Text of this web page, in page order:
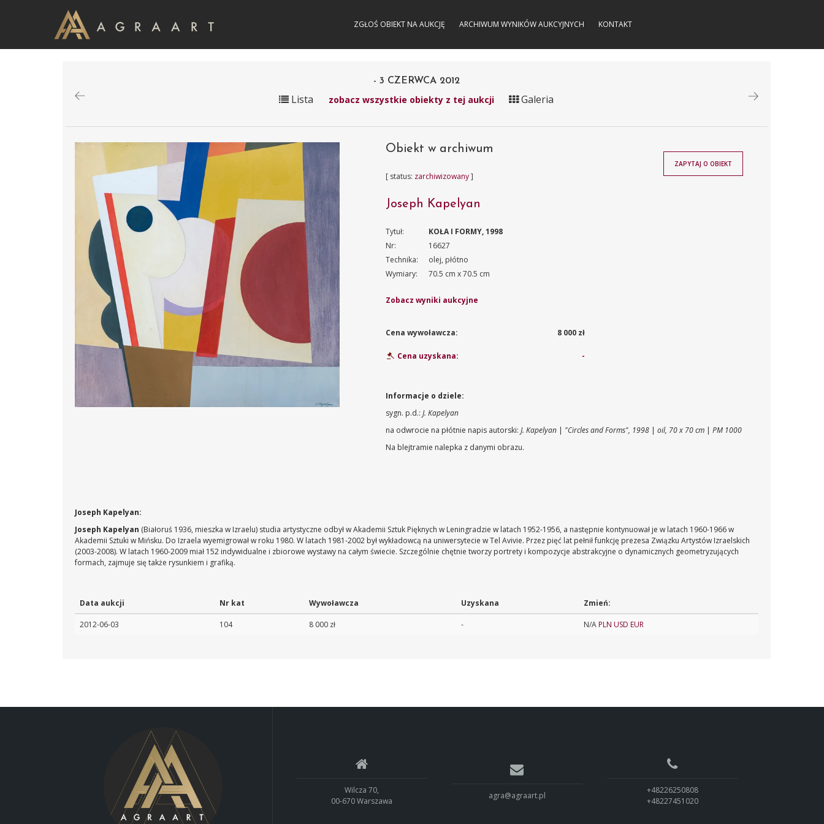
ZGŁOŚ OBIEKT NA AUKCJĘ ARCHIWUM WYNIKÓW AUKCYJNYCH KONTAKT
- 3 CZERWCA 2012
Lista zobacz wszystkie obiekty z tej aukcji Galeria
Obiekt w archiwum
[ status: zarchiwizowany]
Joseph Kapelyan
Tytuł:
KOŁA I FORMY, 1998
Nr:
16627
Technika:
olej, płótno
Wymiary:
70.5 cm x 70.5 cm
Zobacz wyniki aukcyjne
Cena wywoławcza: 8 000 zł
Cena uzyskana: -
ZAPYTAJ O OBIEKT
Informacje o dziele:
sygn. p.d.:J. Kapelyan
na odwrocie na płótnie napis autorski:J. Kapelyan | "Circles and Forms", 1998 |oil, 70 x 70 cm |PM 1000
Na blejtramie nalepka z danymi obrazu.
Joseph Kapelyan:
Joseph Kapelyan (Białoruś 1936, mieszka w Izraelu) studia artystyczne odbył w Akademii Sztuk Pięknych w Leningradzie w latach 1952-1956, a następnie kontynuował je w latach 1960-1966 w
Akademii Sztuki w Mińsku. Do Izraela wyemigrował w roku 1980. W latach 1981-2002 był wykładowcą na uniwersytecie w Tel Avivie. Przez pięć lat pełnił funkcję prezesa Związku Artystów Izraelskich
(2003-2008). W latach 1960-2009 miał 152 indywidualne i zbiorowe wystawy na całym świecie. Szczególnie chętnie tworzy portrety i kompozycje abstrakcyjne o dynamicznych geometryzujących
formach, zajmuje się także rysunkiem i grafiką.
Data aukcji Nr kat Wywoławcza Uzyskana Zmień:
2012-06-03 104 8 000 zł - N/APLN USD EUR
Wilcza 70,
00-670 Warszawa
agra@agraart.pl
+48226250808
+48227451020